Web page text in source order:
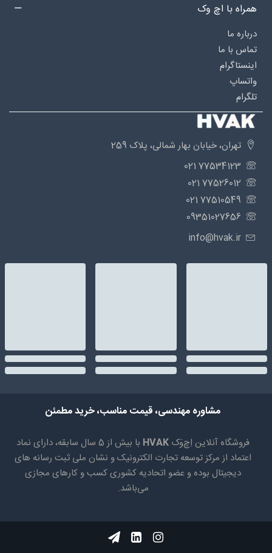
همراه با اچ وک
درباره‌ ما
تماس با ما
اینستاگرام
واتساپ
تلگرام
تهران، خیابان بهار شمالی، پلاک 259
77534123 021
77526012 021
77510549 021
09351027656
info@hvak.ir
مشاوره مهندسی، قیمت مناسب، خرید مطمئن
فروشگاه آنلاین اِچ‌وَک HVAK
با بیش از 5 سال سابقه، دارای نماد
اعتماد از مرکز توسعه تجارت الکترونیک و نشان ملی ثبت رسانه های
دیجیتال بوده و عضو اتحادیه کشوری کسب و کارهای مجازی
می‌باشد.